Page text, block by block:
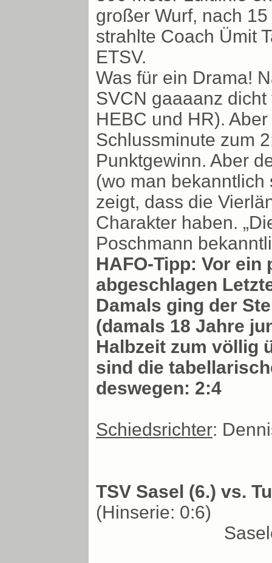
großer Wurf, nach
strahlte Coach Ümit
ETSV.
Was für ein Drama!
SVCN gaaaanz
HEBC und HR).
Schlussminute zum
Punktgewinn. Aber
(wo man
zeigt, dass die
Charakter haben.
Poschmann
HAFO-Tipp: Vor
abgeschlagen
Damals ging der
(damals 18 Jahre
Halbzeit zum völlig
sind die
deswegen: 2:4
Schiedsrichter:
TSV Sasel (6.) vs.
(Hinserie: 0:6)